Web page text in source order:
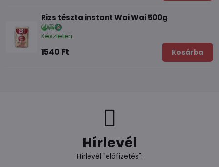
Rizs tészta instant Wai Wai 500g
Készleten
1540 Ft Kosárba
Hírlevél
Hírlevél "előfizetés":